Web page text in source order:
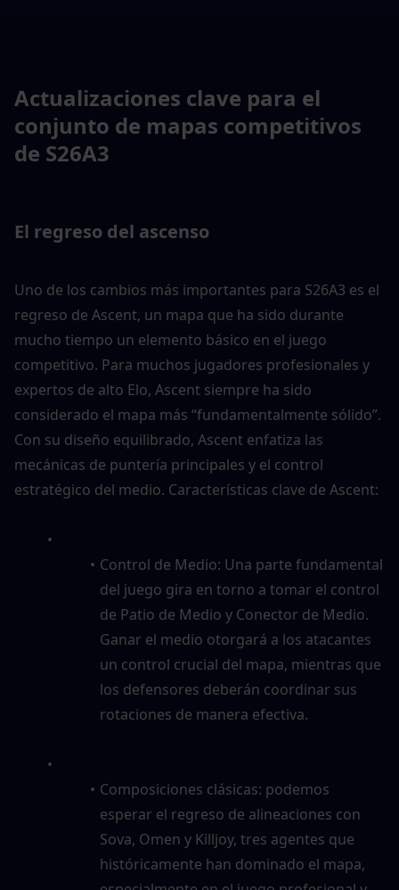
Actualizaciones clave para el
conjunto de mapas competitivos
de S26A3
El regreso del ascenso
Uno de los cambios más importantes para S26A3 es el
regreso de Ascent, un mapa que ha sido durante
mucho tiempo un elemento básico en el juego
competitivo. Para muchos jugadores profesionales y
expertos de alto Elo, Ascent siempre ha sido
considerado el mapa más “fundamentalmente sólido”.
Con su diseño equilibrado, Ascent enfatiza las
mecánicas de puntería principales y el control
estratégico del medio. Características clave de Ascent:
Control de Medio: Una parte fundamental
del juego gira en torno a tomar el control
de Patio de Medio y Conector de Medio.
Ganar el medio otorgará a los atacantes
un control crucial del mapa, mientras que
los defensores deberán coordinar sus
rotaciones de manera efectiva.
Composiciones clásicas: podemos
esperar el regreso de alineaciones con
Sova, Omen y Killjoy, tres agentes que
históricamente han dominado el mapa,